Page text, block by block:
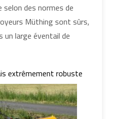
des normes de
Müthing sont sûrs,
un large éventail de
extrêmement robuste